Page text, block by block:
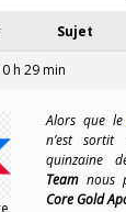
Sujet
h 29 min
Alors que le
n’est sortit
quinzaine
Teamnous
Core Gold